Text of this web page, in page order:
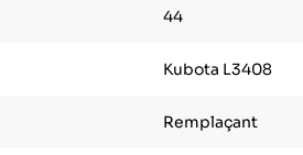
44
Kubota L3408
Remplaçant